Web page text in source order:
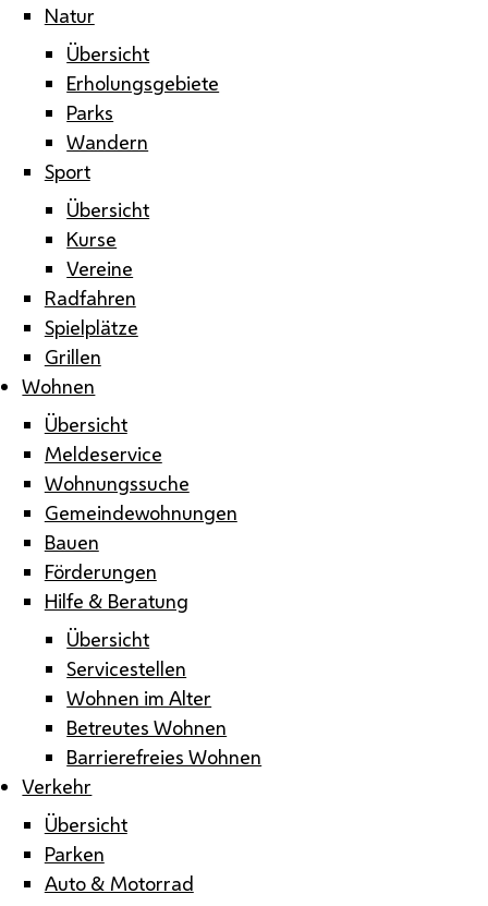
Natur
Übersicht
Erholungsgebiete
Parks
Wandern
Sport
Übersicht
Kurse
Vereine
Radfahren
Spielplätze
Grillen
Wohnen
Übersicht
Meldeservice
Wohnungssuche
Gemeindewohnungen
Bauen
Förderungen
Hilfe & Beratung
Übersicht
Servicestellen
Wohnen im Alter
Betreutes Wohnen
Barrierefreies Wohnen
Verkehr
Übersicht
Parken
Auto & Motorrad